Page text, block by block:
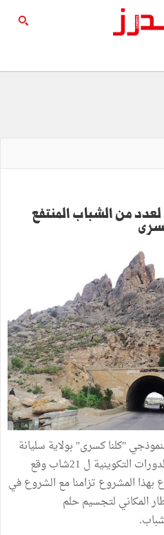
لعدد من الشباب المنتفع
"كلنا كسرى" بولاية سليانة
تنطلق غدا السبت 18مارس أول الدورات التكوينية ل 21شاب وقع
شاب للانتفاع بهذا المشروع تزامنا مع الشروع في
المكاني لتجسيم حلم